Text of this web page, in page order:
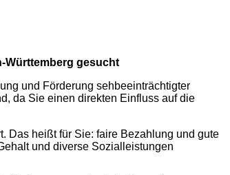
Württemberg gesucht
und Förderung sehbeeinträchtigter
da Sie einen direkten Einfluss auf die
Das heißt für Sie: faire Bezahlung und gute
und diverse Sozialleistungen